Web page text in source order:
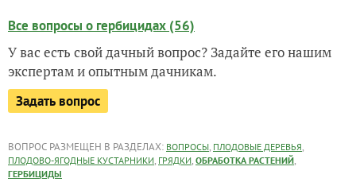
Все вопросы о гербицидах (56)
У вас есть свой дачный вопрос? Задайте его нашим
экспертам и опытным дачникам.
Задать вопрос
ВОПРОС РАЗМЕЩЕН В РАЗДЕЛАХ: ВОПРОСЫ, ПЛОДОВЫЕ ДЕРЕВЬЯ,
ПЛОДОВО-ЯГОДНЫЕ КУСТАРНИКИ, ГРЯДКИ, ОБРАБОТКА РАСТЕНИЙ,
ГЕРБИЦИДЫ